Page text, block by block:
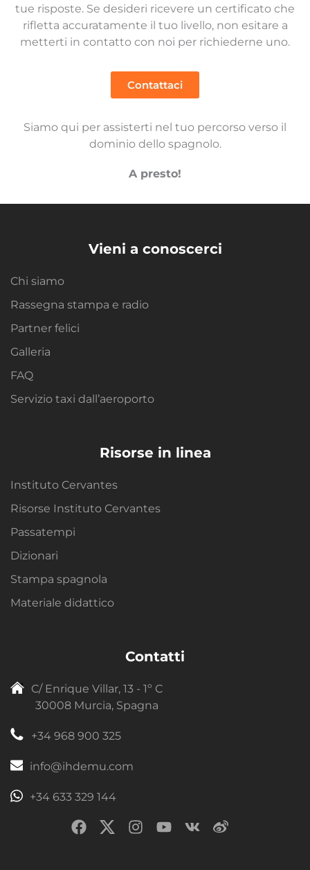
tue risposte. Se desideri ricevere un certificato che
rifletta accuratamente il tuo livello, non esitare a
metterti in contatto con noi per richiederne uno.
Contattaci
Siamo qui per assisterti nel tuo percorso verso il
dominio dello spagnolo.
A presto!
Vieni a conoscerci
Chi siamo
Rassegna stampa e radio
Partner felici
Galleria
FAQ
Servizio taxi dall’aeroporto
Risorse in linea
Instituto Cervantes
Risorse Instituto Cervantes
Passatempi
Dizionari
Stampa spagnola
Materiale didattico
Contatti
C/ Enrique Villar, 13 - 1º C
30008 Murcia, Spagna
+34 968 900 325
info@ihdemu.com
+34 633 329 144